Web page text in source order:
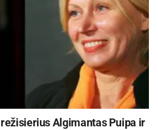
Algimantas Puipa ir